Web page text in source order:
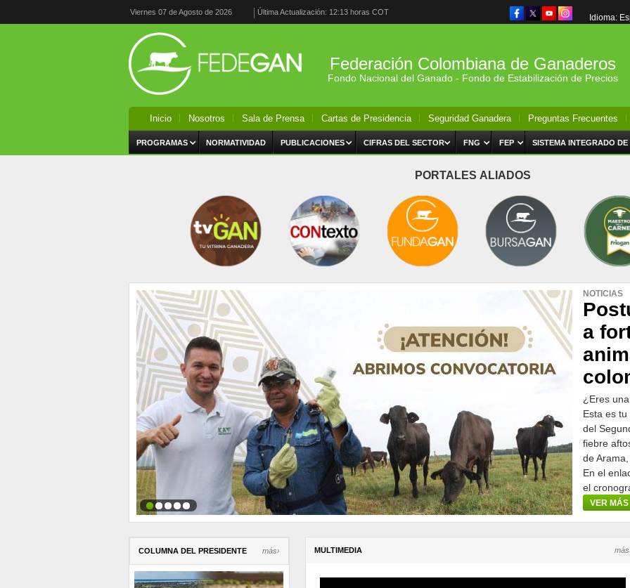
Viernes 07 de Agosto de 2026 Última Actualización: 12:13 horas COT
Idioma:
Federación Colombiana de Ganaderos
Fondo Nacional del Ganado - Fondo de Estabilización de Precios
Inicio Nosotros Sala de Prensa Cartas de Presidencia Seguridad Ganadera Preguntas Frecuentes
PROGRAMAS NORMATIVIDAD PUBLICACIONES CIFRAS DEL SECTOR FNG FEP SISTEMA INTEGRADO DE
PORTALES ALIADOS
NOTICIAS
a
¿Eres
Esta es
del
fiebre
de
En el
el
participar.
VER MÁS
COLUMNA DEL PRESIDENTE más› MULTIMEDIA